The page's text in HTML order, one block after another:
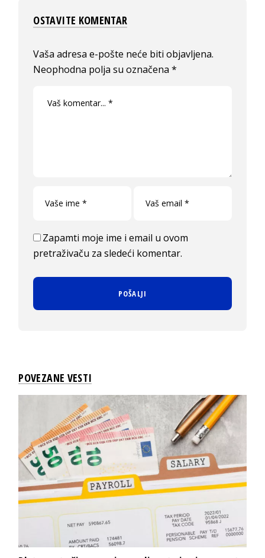
OSTAVITE KOMENTAR
Vaša adresa e-pošte neće biti objavljena.
Neophodna polja su označena*
Zapamti moje ime i email u ovom
pretraživaču za sledeći komentar.
POVEZANE VESTI